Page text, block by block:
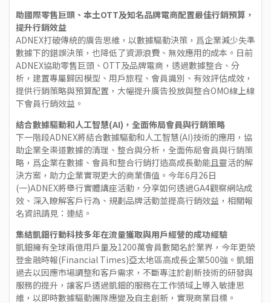
助國際零售巨頭、本土OTT及知名品牌電商配置最佳行銷預算，
提升行銷效益
ADNEX打破傳統的廣告思維，以數據驅動決策，爲企業減少失準
數據下的錯誤決策，也降低了資源浪費、無效應用的成本。日前
ADNEX協助零售巨頭、OTT及品牌電商，透過數據整合、分
析，建置專屬歸因模型、用戶旅程、會員識別、有效評估成效，
提供行銷策略與預算配置，大幅提升廣告投放與整合OMO線上線
下會員行銷效益。
結合數據驅動和人工智慧(AI)，全面佈局會員與行銷策略
下一階段ADNEX將結合數據驅動和人工智慧(AI)技術的應用，協
助企業全渠道數據的清理、整合與分析，全面佈局會員與行銷策
略，爲企業在數據、會員和整合行銷打造高成長動能且靈活的解
決方案，助力企業實現更大的商業價值。今年6月26日
(一)ADNEX將舉行實體講座活動，分享如何透過GA4觀察網站成
效、深入瞭解客戶行為、規劃品牌活動並提高行銷效益，相關報
名資訊請見： 連結 。
集結凱鈿行動科技多年在流量獲取與用戶經營的成功經驗
凱鈿擁有全球兩億用戶量及1200萬會員數聞名於業界，今年更榮
登金融時報(Financial Times)亞太地區高成長企業500強。凱鈿
過去以因應市場調整和客戶需求，不斷專注於創新技術的研發與
服務的提升，讓客戶透過凱鈿的服務在工作領域上導入敏捷思
維，以即時數據驅動團隊應變及自主創新，實現商業目標。